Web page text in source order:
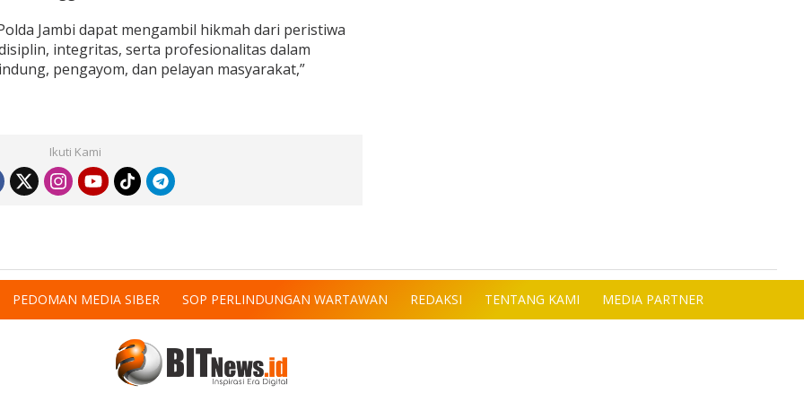
Jambi dapat mengambil hikmah dari peristiwa
integritas, serta profesionalitas dalam
pengayom, dan pelayan masyarakat,”
Ikuti Kami
PEDOMAN MEDIA SIBER SOP PERLINDUNGAN WARTAWAN REDAKSI TENTANG KAMI MEDIA PARTNER